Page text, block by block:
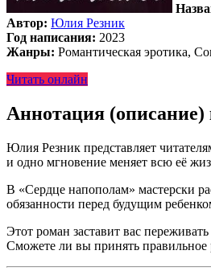
Автор: Юлия Резник
Год написания: 2023
Жанры: Романтическая эротика,
Читать онлайн
Аннотация
Юлия Резник представляет
и одно мгновение меняет всю её
В «Сердце напополам» мастерски
обязанности перед будущим
Этот роман заставит вас
Сможете ли вы принять правильное